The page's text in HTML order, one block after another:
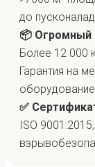
до
📦 Огромный
Более 12 000
Гарантия на
✅
ISO